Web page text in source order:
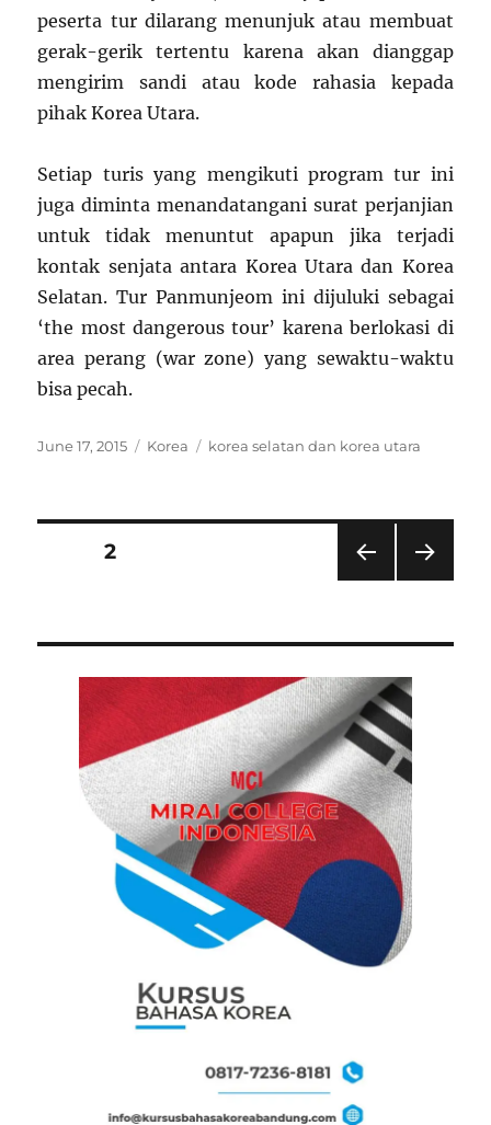
peserta tur dilarang menunjuk atau membuat
gerak-gerik tertentu karena akan dianggap
mengirim sandi atau kode rahasia kepada
pihak Korea Utara.
Setiap turis yang mengikuti program tur ini
juga diminta menandatangani surat perjanjian
untuk tidak menuntut apapun jika terjadi
kontak senjata antara Korea Utara dan Korea
Selatan. Tur Panmunjeom ini dijuluki sebagai
‘the most dangerous tour’ karena berlokasi di
area perang (war zone) yang sewaktu-waktu
bisa pecah.
Posted
June 17, 2015 Categories
Korea Tags
korea selatan dan korea utara
Posts
PAG
E
PAGE2